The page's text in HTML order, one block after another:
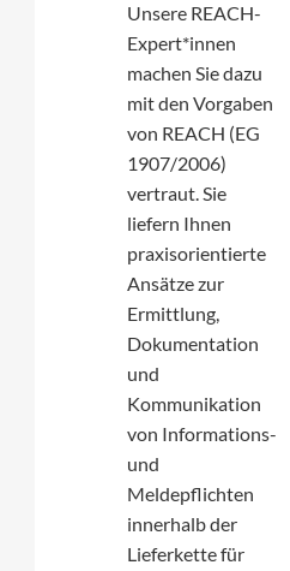
Unsere REACH-
Expert*innen
machen Sie dazu
mit den Vorgaben
von REACH (EG
1907/2006)
vertraut. Sie
liefern Ihnen
praxisorientierte
Ansätze zur
Ermittlung,
Dokumentation
und
Kommunikation
von Informations-
und
Meldepflichten
innerhalb der
Lieferkette für